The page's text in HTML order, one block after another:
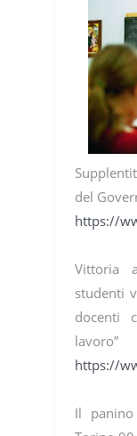
del
https://
Vittoria
studenti
docenti
lavoro”
https://
Il